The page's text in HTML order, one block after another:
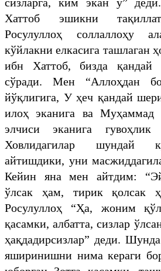
Хаттоб эшикни
Росулуллоҳ соллаллоҳу
кўйлакни елкасига ташлаган
ибн Хаттоб, бизда
сўради. Мен “Аллоҳдан
йўқлигига, У ҳеч қандай
илоҳ эканига ва Муҳаммад
элчиси эканига
Ховлидагилар шундай
айтишдики, уни
Кейин яна мен айтдим:
ўлсак ҳам, тирик қолсак
Росулуллоҳ “Ҳа, жоним
қасамки, албатта, сизлар
ҳақдадирсизлар” деди.
яширинишни нима кераги